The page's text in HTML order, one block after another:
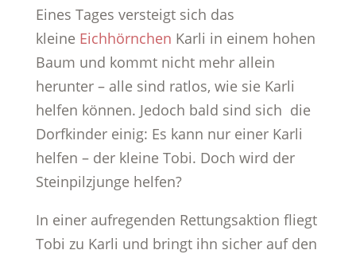
Eines Tages versteigt sich das
kleine Eichhörnchen Karli in einem hohen
Baum und kommt nicht mehr allein
herunter – alle sind ratlos, wie sie Karli
helfen können. Jedoch bald sind sich die
Dorfkinder einig: Es kann nur einer Karli
helfen – der kleine Tobi. Doch wird der
Steinpilzjunge helfen?
In einer aufregenden Rettungsaktion fliegt
Tobi zu Karli und bringt ihn sicher auf den